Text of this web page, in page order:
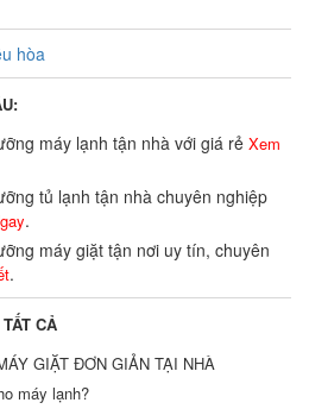
hòa
máy lạnh tận nhà với giá rẻ Xem
tủ lạnh tận nhà chuyên nghiệp
.
máy giặt tận nơi uy tín, chuyên
.
CẢ
GIẶT ĐƠN GIẢN TẠI NHÀ
máy lạnh?